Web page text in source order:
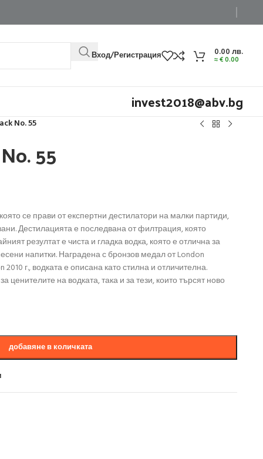
Вход/Регистрация 0.00лв.
≈€0.00
invest2018@abv.bg
No. 55
55
се прави от експертни дестилатори на малки партиди,
Дестилацията е последвана от филтрация, която
резултат е чиста и гладка водка, която е отлична за
напитки. Наградена с бронзов медал от London
г., водката е описана като стилна и отличителна.
ценителите на водката, така и за тези, които търсят ново
добавяне в количката